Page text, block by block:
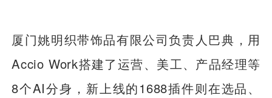
厦门姚明织带饰品有限公司负责人巴典，用
Accio Work搭建了运营、美工、产品经理等
8个AI分身，新上线的1688插件则在选品、